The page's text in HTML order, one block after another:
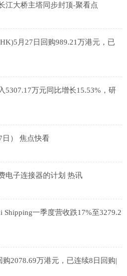
江大桥主塔同步封顶-聚看点
月27日回购989.21万港元，已
5307.17万元同比增长15.53%，研
日） 焦点快看
电子连接器的计划 热讯
Shipping一季度营收跌17%至3279.2
2078.69万港元，已连续8日回购|